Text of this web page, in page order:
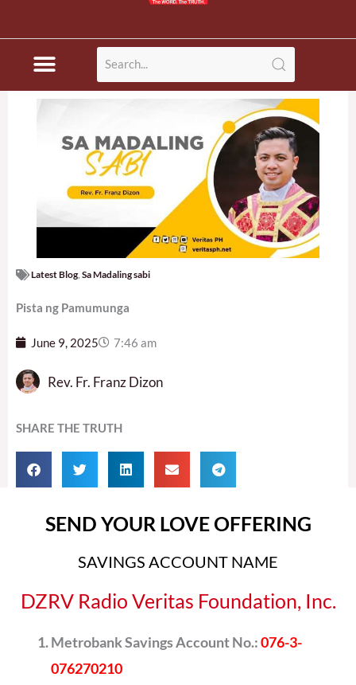
Latest Blog Sa Madaling sabi
Pista ng Pamumunga
June 9, 2025 7:46 am
Rev. Fr. Franz Dizon
SHARE THE TRUTH
SEND YOUR LOVE OFFERING
SAVINGS ACCOUNT NAME
DZRV Radio Veritas Foundation, Inc.
Metrobank Savings Account No.:076-3-
076270210